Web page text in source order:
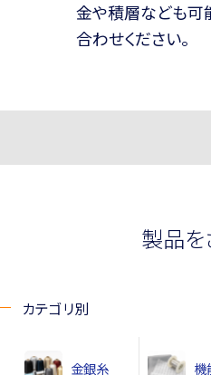
金や積層なども可
合わせください。
製品を
カテゴリ別
金銀糸 機